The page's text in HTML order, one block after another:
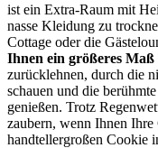
ist ein Extra-Raum mit
nasse Kleidung zu
Cottage oder die
Ihnen ein größeres
zurücklehnen, durch die
schauen und die berühmte
genießen. Trotz
zaubern, wenn Ihnen
handtellergroßen Cookie